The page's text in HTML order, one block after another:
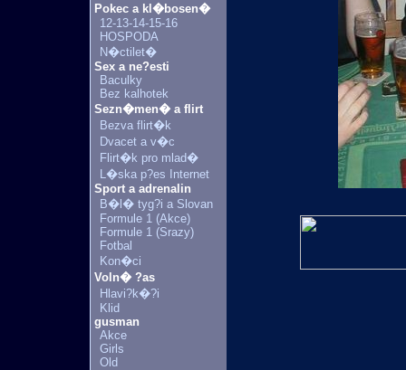
Pokec a kl�bosen�
12-13-14-15-16
HOSPODA
N�ctilet�
Sex a ne?esti
Baculky
Bez kalhotek
Sezn�men� a flirt
Bezva flirt�k
Dvacet a v�c
Flirt�k pro mlad�
L�ska p?es Internet
Sport a adrenalin
B�l� tyg?i a Slovan
Formule 1 (Akce)
Formule 1 (Srazy)
Fotbal
Kon�ci
Voln� ?as
Hlavi?k�?i
Klid
gusman
Akce
Girls
Old